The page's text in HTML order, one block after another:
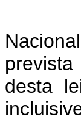
desta